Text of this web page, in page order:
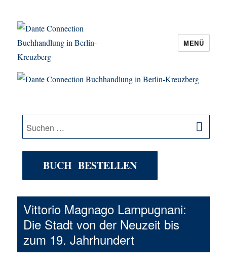
Dante Connection Buchhandlung in
MENÜ
Suche
nach:
BUCH BESTELLEN
Vittorio Magnago Lampugnani:
Die Stadt von der Neuzeit bis
zum 19. Jahrhundert